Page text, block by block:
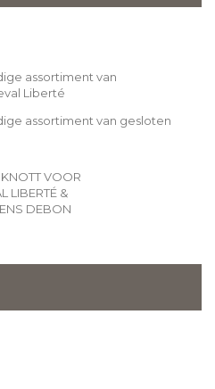
assortiment van
Liberté
assortiment van gesloten
VOOR
LIBERTÉ &
DEBON